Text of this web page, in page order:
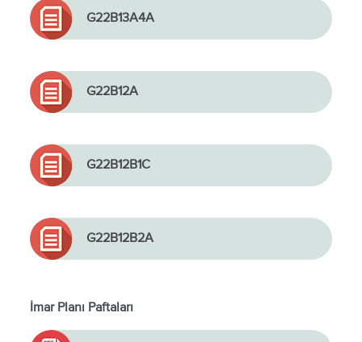
G22B13A4A
G22B12A
G22B12B1C
G22B12B2A
İmar Planı Paftaları